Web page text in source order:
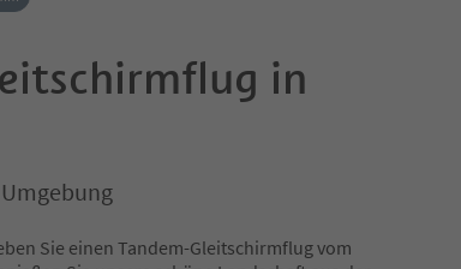
in
Sie einen Tandem-Gleitschirmflug vom